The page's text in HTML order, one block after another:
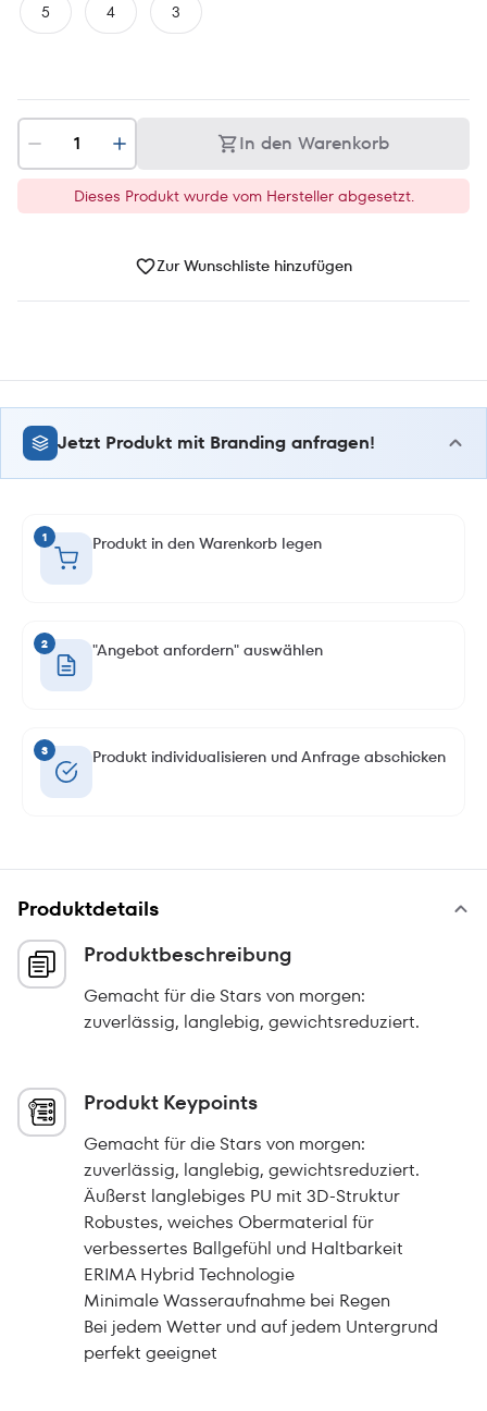
5 4 3
In den Warenkorb
Dieses Produkt wurde vom Hersteller abgesetzt.
Zur Wunschliste hinzufügen
Jetzt Produkt mit Branding anfragen!
1 Produkt in den Warenkorb legen
2 "Angebot anfordern" auswählen
3 Produkt individualisieren und Anfrage abschicken
Produktdetails
Produktbeschreibung
Gemacht für die Stars von morgen:
zuverlässig, langlebig, gewichtsreduziert.
Produkt Keypoints
Gemacht für die Stars von morgen:
zuverlässig, langlebig, gewichtsreduziert.
Äußerst langlebiges PU mit 3D-Struktur
Robustes, weiches Obermaterial für
verbessertes Ballgefühl und Haltbarkeit
ERIMA Hybrid Technologie
Minimale Wasseraufnahme bei Regen
Bei jedem Wetter und auf jedem Untergrund
perfekt geeignet